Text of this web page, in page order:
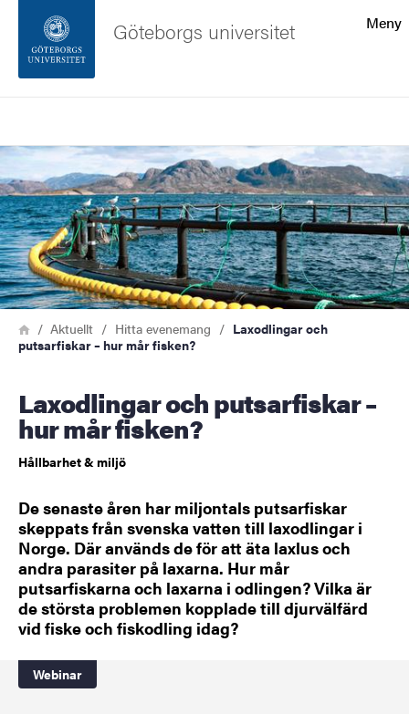
Sidfoten
Om webbplatsen
Meny
Göteborgs universitet
Bild
Länkstig
HemAktuellt Hitta evenemang
Laxodlingar och
putsarfiskar – hur mår fisken?
Laxodlingar och putsarfiskar –
hur mår fisken?
Hållbarhet & miljö
De senaste åren har miljontals putsarfiskar
skeppats från svenska vatten till laxodlingar i
Norge. Där används de för att äta laxlus och
andra parasiter på laxarna. Hur mår
putsarfiskarna och laxarna i odlingen? Vilka är
de största problemen kopplade till djurvälfärd
vid fiske och fiskodling idag?
Webinar